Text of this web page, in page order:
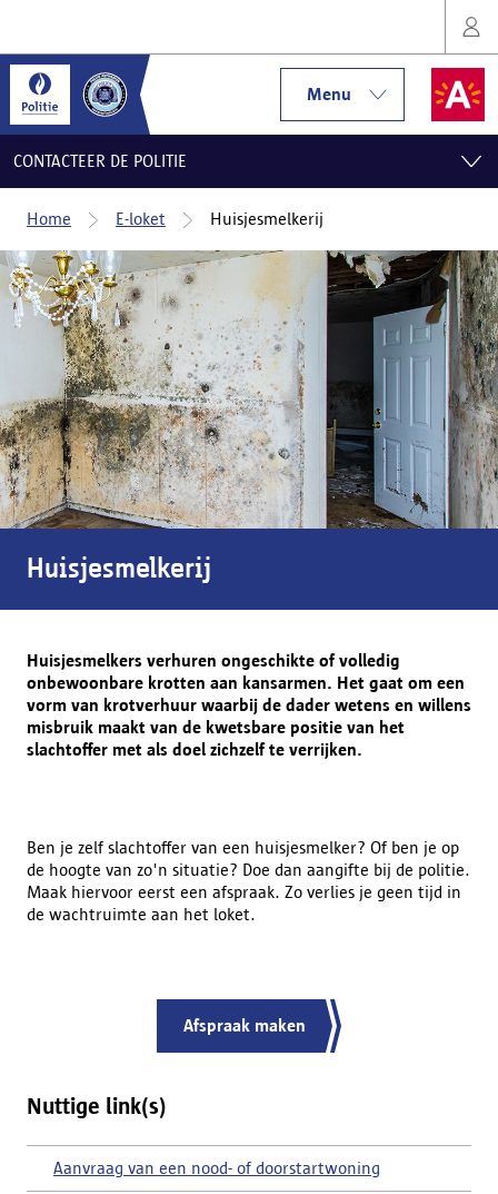
Menu
CONTACTEER DE POLITIE
Home E-loket Huisjesmelkerij
Huisjesmelkerij
Huisjesmelkers verhuren ongeschikte of volledig
onbewoonbare krotten aan kansarmen. Het gaat om een
vorm van krotverhuur waarbij de dader wetens en willens
misbruik maakt van de kwetsbare positie van het
slachtoffer met als doel zichzelf te verrijken.
Ben je zelf slachtoffer van een huisjesmelker? Of ben je op
de hoogte van zo'n situatie? Doe dan aangifte bij de politie.
Maak hiervoor eerst een afspraak. Zo verlies je geen tijd in
de wachtruimte aan het loket.
Afspraak maken
Nuttige link(s)
Aanvraag van een nood- of doorstartwoning